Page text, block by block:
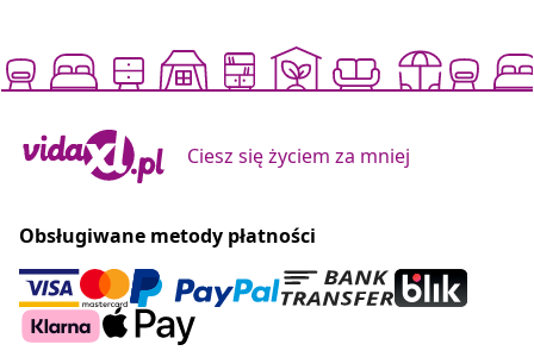
Ciesz się życiem za mniej
Obsługiwane metody płatności